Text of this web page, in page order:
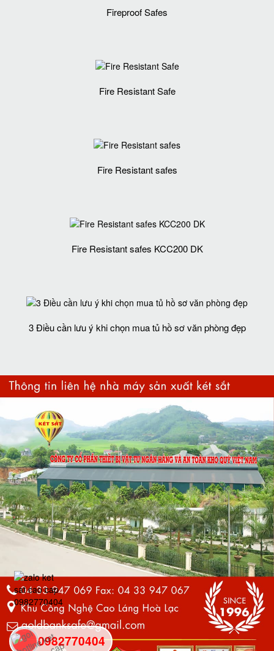
Fireproof Safes
Fire Resistant Safe
Fire Resistant safes
Fire Resistant safes KCC200 DK
3 Điều cần lưu ý khi chọn mua tủ hồ sơ văn phòng đẹp
0982770404